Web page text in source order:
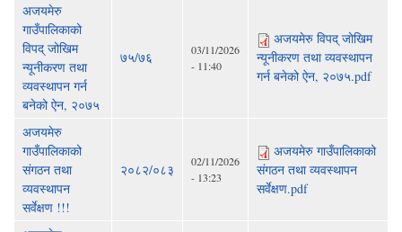
अजयमेरु
गाउँपालिकाको
विपद् जोखिम
न्यूनीकरण तथा
व्यवस्थापन गर्न
बनेको ऐन, २०७५
७५/७६
03/11/2026
- 11:40
अजयमेरु विपद् जोखिम
न्यूनीकरण तथा व्यवस्थापन
गर्न बनेको ऐन, २०७५.pdf
अजयमेरु
गाउँपालिकाको
संगठन तथा
व्यवस्थापन
सर्वेक्षण !!!
२०८२/०८३
02/11/2026
- 13:23
अजयमेरु गाउँपालिकाको
संगठन तथा व्यवस्थापन
सर्वेक्षण.pdf